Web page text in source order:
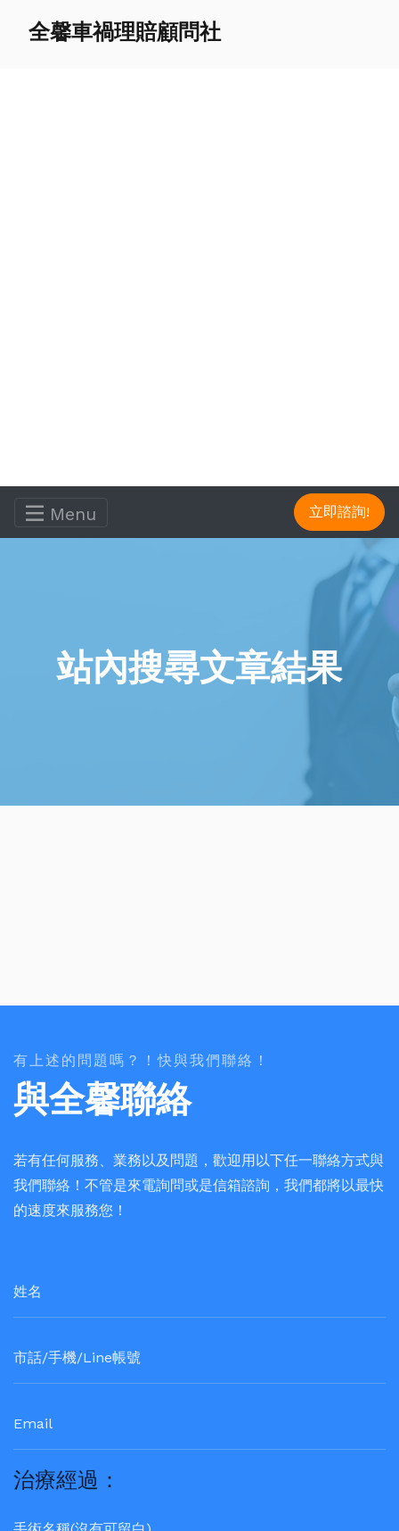
全馨車禍理賠顧問社
Menu 立即諮詢!
站內搜尋文章結果
有上述的問題嗎？！快與我們聯絡！
與全馨聯絡
若有任何服務、業務以及問題，歡迎用以下任一聯絡方式與
我們聯絡！不管是來電詢問或是信箱諮詢，我們都將以最快
的速度來服務您！
治療經過：